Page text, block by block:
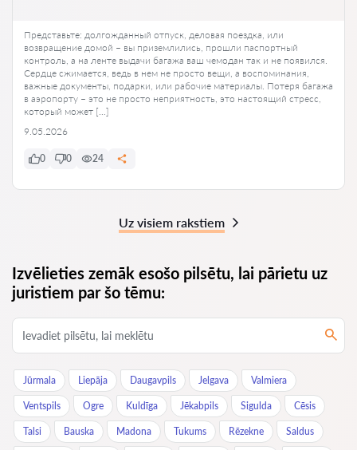
Представьте: долгожданный отпуск, деловая поездка, или
возвращение домой – вы приземлились, прошли паспортный
контроль, а на ленте выдачи багажа ваш чемодан так и не появился.
Сердце сжимается, ведь в нем не просто вещи, а воспоминания,
важные документы, подарки, или рабочие материалы. Потеря багажа
в аэропорту – это не просто неприятность, это настоящий стресс,
который может […]
9.05.2026
0 0 24
Uz visiem rakstiem
Izvēlieties zemāk esošo pilsētu, lai pārietu uz
juristiem par šo tēmu:
Jūrmala Liepāja Daugavpils Jelgava Valmiera
Ventspils Ogre Kuldīga Jēkabpils Sigulda Cēsis
Talsi Bauska Madona Tukums Rēzekne Saldus